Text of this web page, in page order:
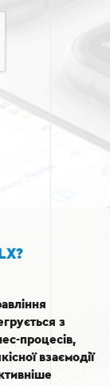
з
процесів,
взаємодії